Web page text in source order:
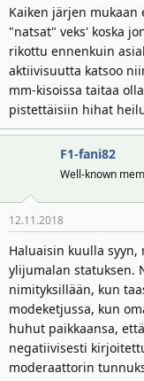
Kaiken järjen
"natsat" veks' koska
rikottu ennenkuin
aktiivisuutta katsoo
mm-kisoissa taitaa
pistettäisiin hihat
F1-fani82
Well-known
12.11.2018
Haluaisin kuulla syyn,
ylijumalan statuksen.
nimityksillään, kun
modeketjussa, kun
huhut paikkaansa,
negatiivisesti
moderaattorin